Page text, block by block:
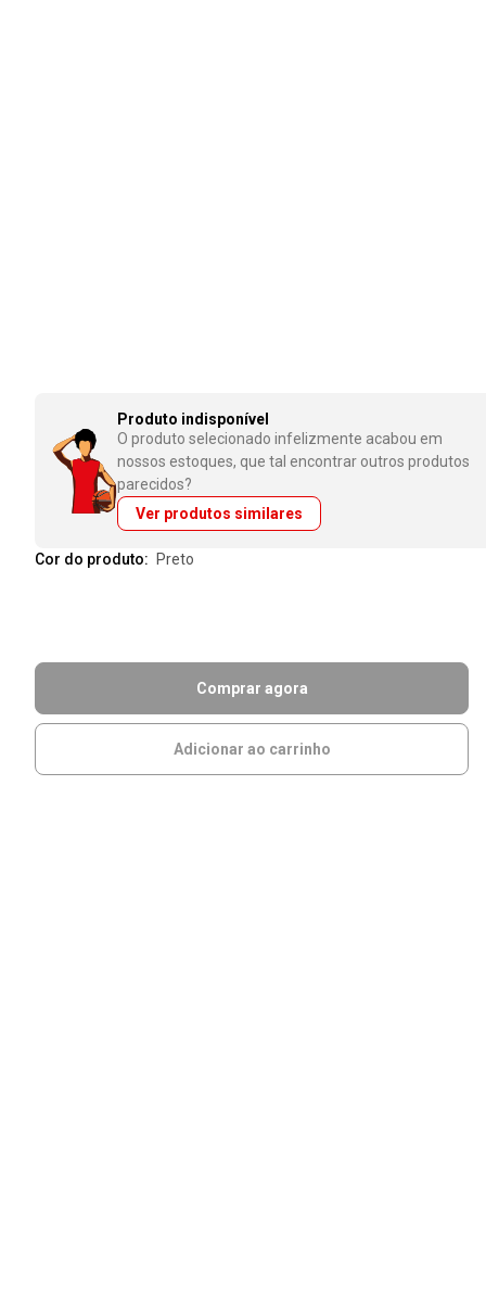
Produto indisponível
O produto selecionado infelizmente acabou em
nossos estoques, que tal encontrar outros produtos
parecidos?
Ver produtos similares
Cor do produto: preto
Comprar agora
Adicionar ao carrinho